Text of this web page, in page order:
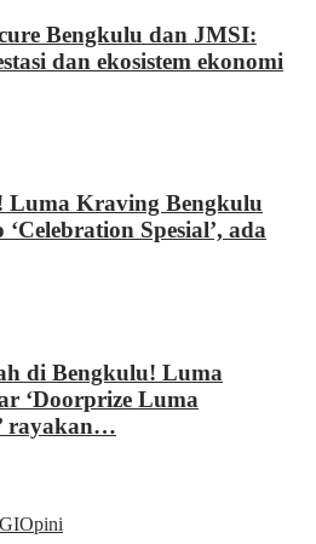
Bengkulu dan JMSI:
dan ekosistem ekonomi
Luma Kraving Bengkulu
Spesial’, ada
di Bengkulu! Luma
‘Doorprize Luma
rayakan…
Opini